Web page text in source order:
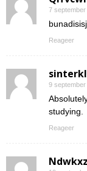
7
Reageer
9
studying.
Reageer